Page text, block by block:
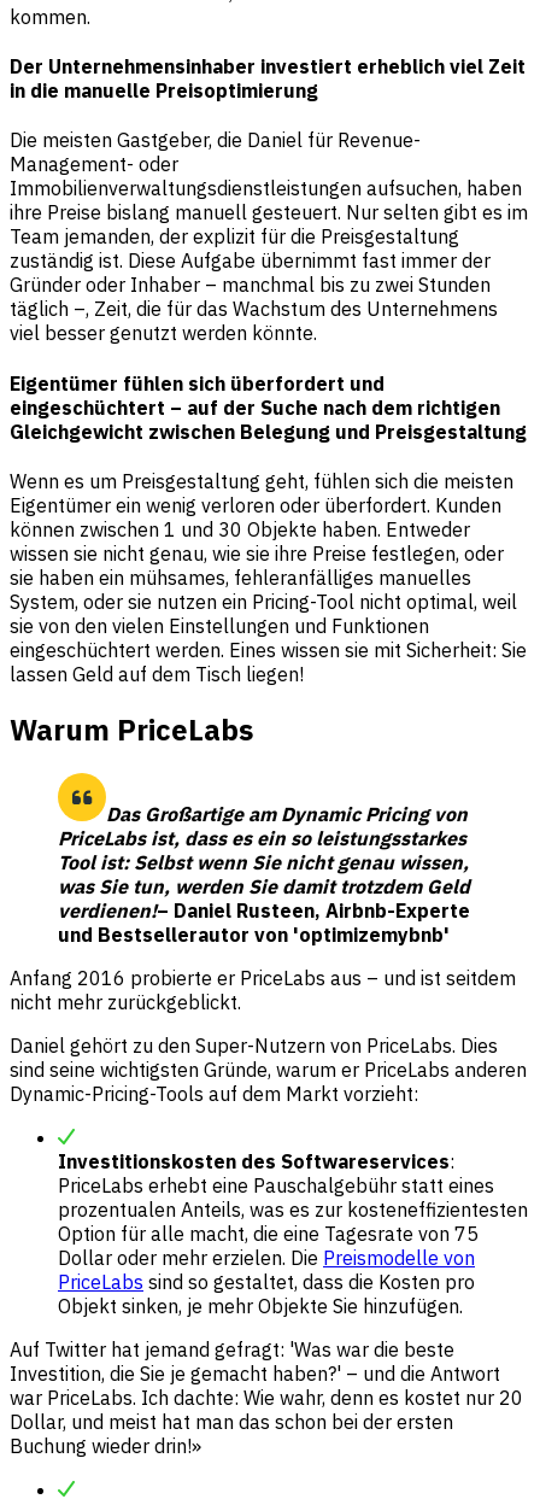
kommen.
Der Unternehmensinhaber investiert erheblich viel Zeit
in die manuelle Preisoptimierung
Die meisten Gastgeber, die Daniel für Revenue-
Management- oder
Immobilienverwaltungsdienstleistungen aufsuchen, haben
ihre Preise bislang manuell gesteuert. Nur selten gibt es im
Team jemanden, der explizit für die Preisgestaltung
zuständig ist. Diese Aufgabe übernimmt fast immer der
Gründer oder Inhaber – manchmal bis zu zwei Stunden
täglich –, Zeit, die für das Wachstum des Unternehmens
viel besser genutzt werden könnte.
Eigentümer fühlen sich überfordert und
eingeschüchtert – auf der Suche nach dem richtigen
Gleichgewicht zwischen Belegung und Preisgestaltung
Wenn es um Preisgestaltung geht, fühlen sich die meisten
Eigentümer ein wenig verloren oder überfordert. Kunden
können zwischen 1 und 30 Objekte haben. Entweder
wissen sie nicht genau, wie sie ihre Preise festlegen, oder
sie haben ein mühsames, fehleranfälliges manuelles
System, oder sie nutzen ein Pricing-Tool nicht optimal, weil
sie von den vielen Einstellungen und Funktionen
eingeschüchtert werden. Eines wissen sie mit Sicherheit: Sie
lassen Geld auf dem Tisch liegen!
Warum PriceLabs
Das Großartige am Dynamic Pricing von
PriceLabs ist, dass es ein so leistungsstarkes
Tool ist: Selbst wenn Sie nicht genau wissen,
was Sie tun, werden Sie damit trotzdem Geld
verdienen!– Daniel Rusteen, Airbnb-Experte
und Bestsellerautor von 'optimizemybnb'
Anfang 2016 probierte er PriceLabs aus – und ist seitdem
nicht mehr zurückgeblickt.
Daniel gehört zu den Super-Nutzern von PriceLabs. Dies
sind seine wichtigsten Gründe, warum er PriceLabs anderen
Dynamic-Pricing-Tools auf dem Markt vorzieht:
Investitionskosten des Softwareservices:
PriceLabs erhebt eine Pauschalgebühr statt eines
prozentualen Anteils, was es zur kosteneffizientesten
Option für alle macht, die eine Tagesrate von 75
Dollar oder mehr erzielen. Die Preismodelle von
PriceLabs sind so gestaltet, dass die Kosten pro
Objekt sinken, je mehr Objekte Sie hinzufügen.
Auf Twitter hat jemand gefragt: 'Was war die beste
Investition, die Sie je gemacht haben?' – und die Antwort
war PriceLabs. Ich dachte: Wie wahr, denn es kostet nur 20
Dollar, und meist hat man das schon bei der ersten
Buchung wieder drin!»